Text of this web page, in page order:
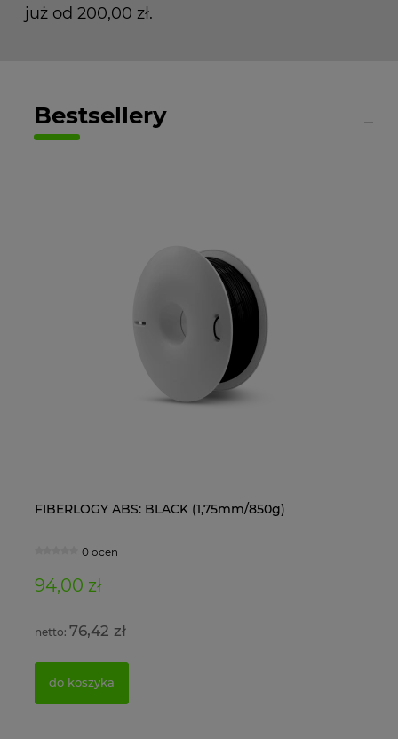
już od 200,00 zł.
Bestsellery
FIBERLOGY ABS: BLACK (1,75mm/850g)
0 ocen
94,00 zł
76,42 zł
do koszyka